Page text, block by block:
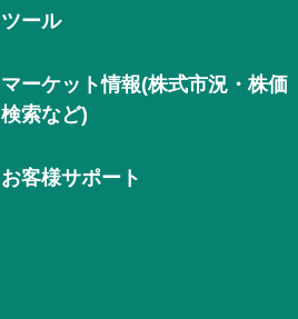
ツール
マーケット情報(株式市況・株価
検索など)
お客様サポート